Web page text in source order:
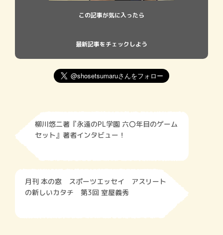
この記事が気に入ったら
最新記事をチェックしよう
柳川悠二著『永遠のPL学園 六〇年目のゲーム
セット』著者インタビュー！
月刊 本の窓 スポーツエッセイ アスリート
の新しいカタチ 第3回 室屋義秀